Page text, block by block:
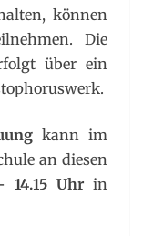
können
Die
über ein
kann im
an diesen
14.15 Uhrin